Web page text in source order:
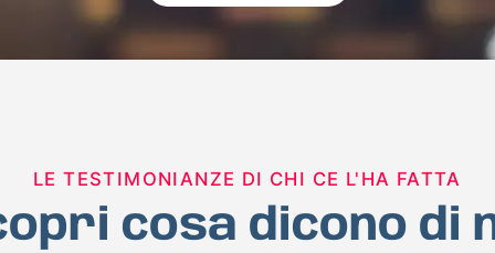
LE TESTIMONIANZE DI CHI CE L'HA FATTA
cosa dicono di